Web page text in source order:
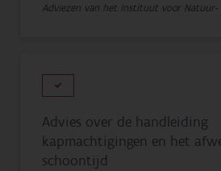
Adviezen van het Instituut voor Natuur-
Advies over de handleiding
kapmachtigingen en het
schoontijd